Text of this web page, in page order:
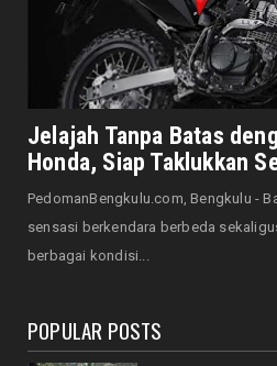
Bersama Forkopimda,
Bagikan 5.000
August 07,
JELAJAH
Saat Amal Masjid
August 07,
Honda CUV e: Motor
Jelajah Tanpa Batas
Honda, Siap Taklukkan
PedomanBengkulu.com, Bengkulu -
sensasi berkendara berbeda
berbagai kondisi...
POPULAR POSTS